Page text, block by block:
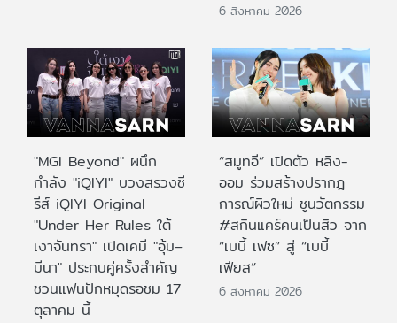
6 สิงหาคม 2026
"MGI Beyond" ผนึก
กำลัง "iQIYI" บวงสรวงซี
รีส์ iQIYI Original
"Under Her Rules ใต้
เงาจันทรา" เปิดเคมี "อุ้ม–
มีนา" ประกบคู่ครั้งสำคัญ
ชวนแฟนปักหมุดรอชม 17
ตุลาคม นี้
“สมูทอี” เปิดตัว หลิง-
ออม ร่วมสร้างปรากฎ
การณ์ผิวใหม่ ชูนวัตกรรม
#สกินแคร์คนเป็นสิว จาก
“เบบี้ เฟซ” สู่ “เบบี้
เฟียส”
6 สิงหาคม 2026